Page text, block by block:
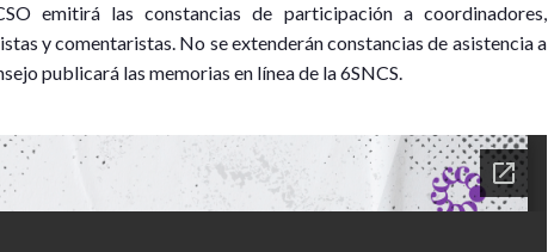
emitirá las constancias de participación a coordinadores,
y comentaristas. No se extenderán constancias de asistencia a
publicará las memorias en línea de la 6SNCS.